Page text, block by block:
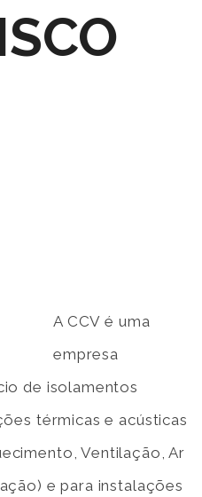
A CCV é uma
empresa
de isolamentos
térmicas e acústicas
Ventilação, Ar
e para instalações